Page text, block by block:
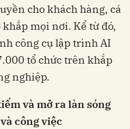
cho khách hàng, cá
mọi nơi. Kể từ đó,
công cụ lập trình AI
tổ chức trên khắp
nghiệp.
và mở ra làn sóng
công việc